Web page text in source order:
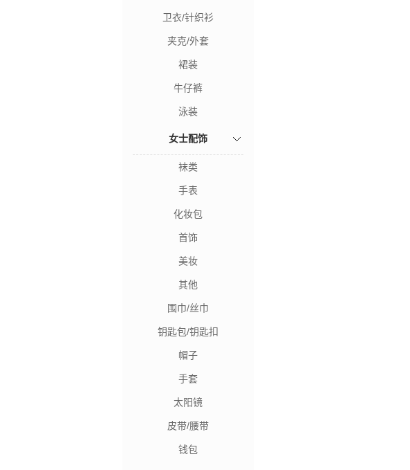
卫衣/针织衫
夹克/外套
裙装
牛仔裤
泳装
女士配饰
袜类
手表
化妆包
首饰
美妆
其他
围巾/丝巾
钥匙包/钥匙扣
帽子
手套
太阳镜
皮带/腰带
钱包